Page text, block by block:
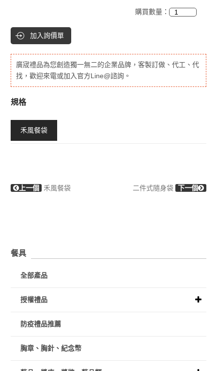
購買數量：
加入詢價單
廣宬禮品為您創造獨一無二的企業品牌，客製訂做、代工、代
找，歡迎來電或加入官方Line@諮詢。
規格
禾風餐袋
上一個 禾風餐袋 二件式隨身袋 下一個
餐具
全部產品
授權禮品
防疫禮品推薦
胸章、胸針、紀念幣